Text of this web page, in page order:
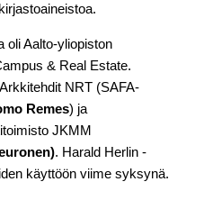
oli Aalto-yliopiston
& Real Estate.
NRT (SAFA-
Remes) ja
JKMM
). Harald Herlin -
käyttöön viime syksynä.